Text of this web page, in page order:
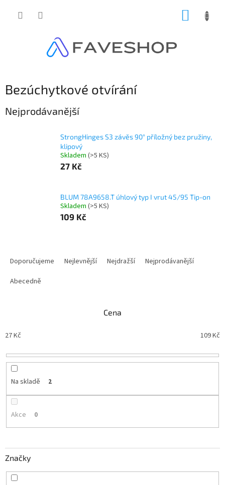
Bezúchytkové otvírání
Nejprodávanější
StrongHinges S3 závěs 90° příložný bez pružiny,
klipový
Skladem (>5 KS)
27 Kč
BLUM 78A9658.T úhlový typ I vrut 45/95 Tip-on
Skladem (>5 KS)
109 Kč
o
u
ů
Doporučujeme Nejlevnější Nejdražší
Nejprodávanější
Abecedně
Cena
27Kč 109Kč
Na skladě 2
Akce 0
Značky